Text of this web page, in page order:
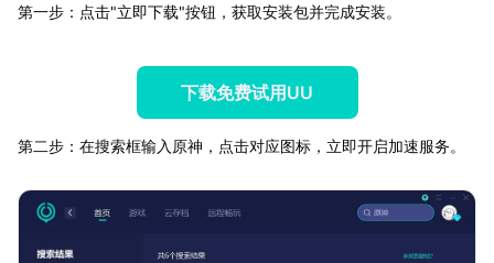
第一步：点击"立即下载"按钮，获取安装包并完成安装。
下载免费试用UU
第二步：在搜索框输入原神，点击对应图标，立即开启加速服务。